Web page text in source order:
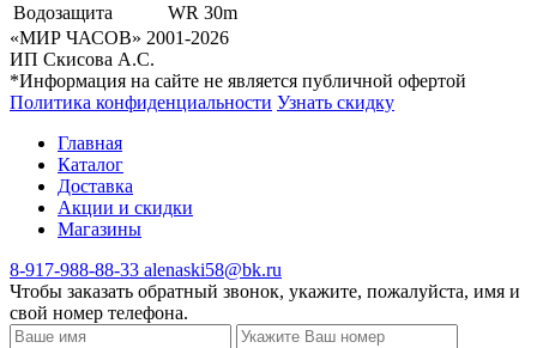
Водозащита
WR 30m
«МИР ЧАСОВ» 2001-2026
ИП Скисова А.С.
*Информация на сайте не является публичной офертой
Политика конфиденциальности Узнать скидку
Главная
Каталог
Доставка
Акции и скидки
Магазины
8-917-988-88-33 alenaski58@bk.ru
Чтобы заказать обратный звонок, укажите, пожалуйста, имя и
свой номер телефона.